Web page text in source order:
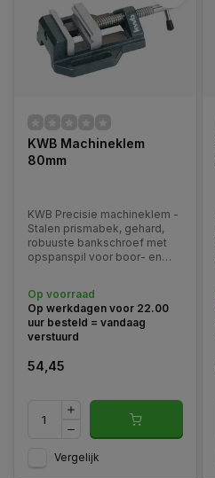
KWB Machineklem
80mm
KWB Precisie machineklem -
Stalen prismabek, gehard,
robuuste bankschroef met
opspanspil voor boor- en
80mm bekbreedte.
Op voorraad
Op werkdagen voor 22.00
uur besteld = vandaag
verstuurd
54,45
Vergelijk